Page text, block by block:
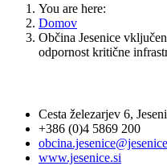
You are here:
Domov
Občina Jesenice
odpornost kritične
Cesta železarjev 6,
+386 (0)4 5869 200
www.jesenice.si